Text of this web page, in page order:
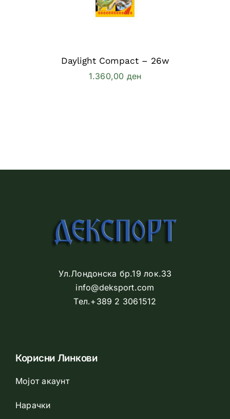
Daylight Compact – 26w
1.360,00 ден
Ул.Лондонска бр.19 лок.33
info@deksport.com
Тел.+389 2 3061512
Корисни Линкови
Мојот акаунт
Нарачки